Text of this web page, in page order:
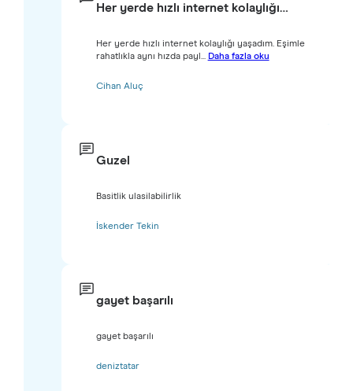
Her yerde hızlı internet kolaylığı…
Her yerde hızlı internet kolaylığı yaşadım. Eşimle
rahatlıkla aynı hızda payl... Daha fazla oku
Cihan Aluç
Guzel
Basitlik ulasilabilirlik
İskender Tekin
gayet başarılı
gayet başarılı
deniztatar